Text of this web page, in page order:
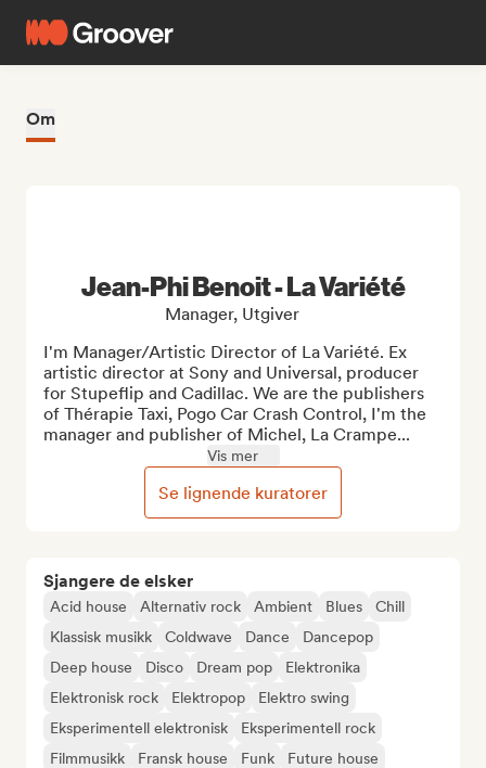
Om
Sjangere de elsker
Acid house Alternativ rock Ambient Blues
Chill
Klassisk musikk
Coldwave Dance
Dancepop
Deep house
Disco Dream pop
Elektronika
Elektronisk rock
Elektropop
Elektro swing
Eksperimentell elektronisk
Eksperimentell rock
Filmmusikk
Fransk house Funk
Future house
Jean-Phi Benoit - La Variété
Manager, Utgiver
I'm Manager/Artistic Director of La Variété. Ex
artistic director at Sony and Universal, producer
for Stupeflip and Cadillac. We are the publishers
of Thérapie Taxi, Pogo Car Crash Control, I'm the
manager and publisher of Michel, La Crampe...
Vis mer
Se lignende kuratorer